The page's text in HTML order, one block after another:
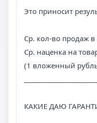
Это приносит
Ср. кол-во продаж
Ср. наценка на
(1 вложенный
КАКИЕ ДАЮ